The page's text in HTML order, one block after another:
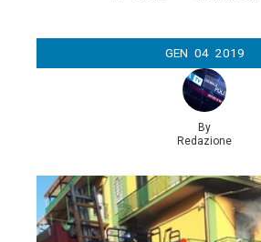
GEN 04 2019
By
Redazione